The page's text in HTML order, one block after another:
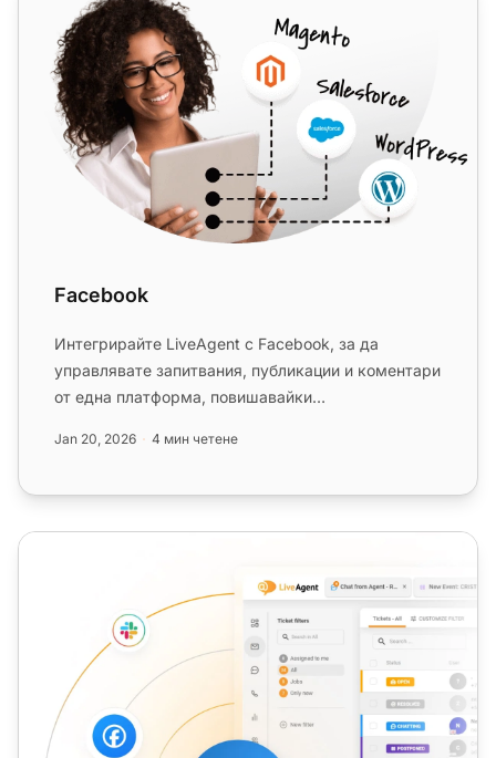
Facebook
Интегрирайте LiveAgent с Facebook, за да
управлявате запитвания, публикации и коментари
от една платформа, повишавайки
Jan 20, 2026 4 мин четене
Безплатен чат клиент